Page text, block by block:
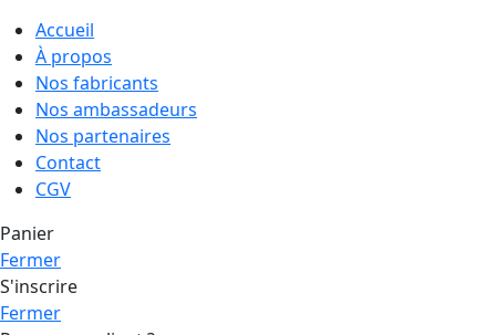
Accueil
À propos
Nos fabricants
Nos ambassadeurs
Nos partenaires
Contact
CGV
Panier
Fermer
S'inscrire
Fermer